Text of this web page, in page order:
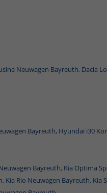
Neuwagen Bayreuth, Dacia
Bayreuth, Hyundai i30
Bayreuth, Kia Optima
Kia Rio Neuwagen Bayreuth, Kia